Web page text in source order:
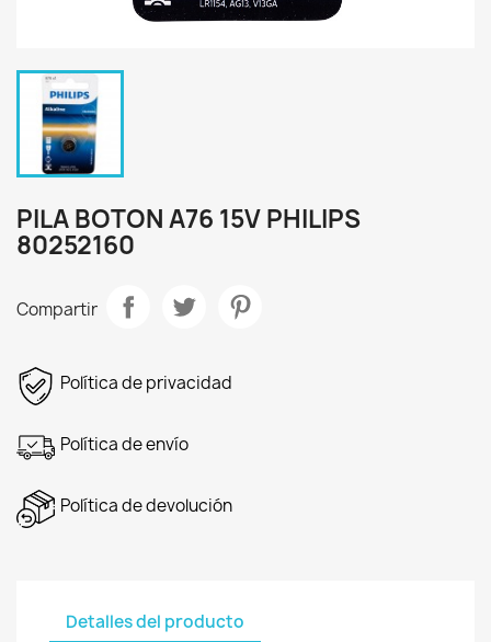
PILA BOTON A76 15V PHILIPS
80252160
Compartir
Política de privacidad
Política de envío
Política de devolución
Detalles del producto